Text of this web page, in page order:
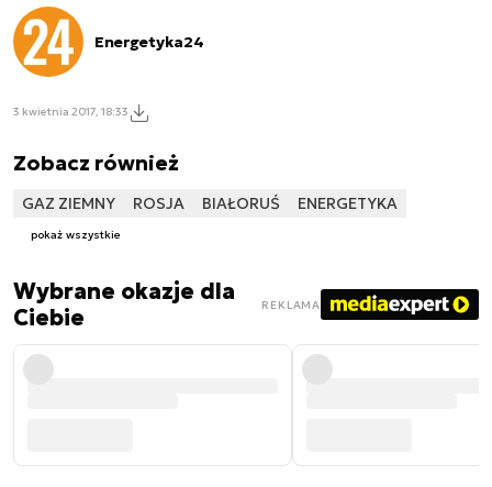
Energetyka24
3 kwietnia 2017, 18:33
Zobacz również
GAZ ZIEMNY ROSJA BIAŁORUŚ ENERGETYKA
pokaż wszystkie
Wybrane okazje dla
Ciebie
REKLAMA